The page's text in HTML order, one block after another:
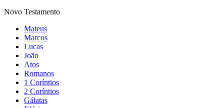
Novo Testamento
Mateus
Marcos
Lucas
João
Atos
Romanos
1 Coríntios
2 Coríntios
Gálatas